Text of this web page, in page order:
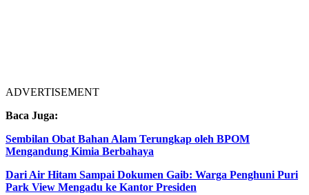
ADVERTISEMENT
Baca Juga:
Sembilan Obat Bahan Alam Terungkap oleh BPOM
Mengandung Kimia Berbahaya
Dari Air Hitam Sampai Dokumen Gaib: Warga Penghuni Puri
Park View Mengadu ke Kantor Presiden